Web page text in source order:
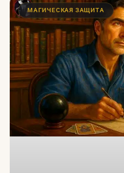
МАГИЧЕСКАЯ ЗАЩИТА